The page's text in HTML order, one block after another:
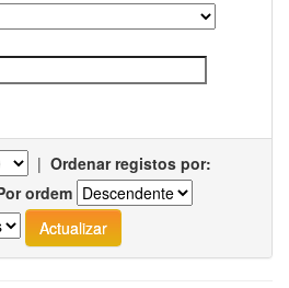
| Ordenar registos por:
ordem